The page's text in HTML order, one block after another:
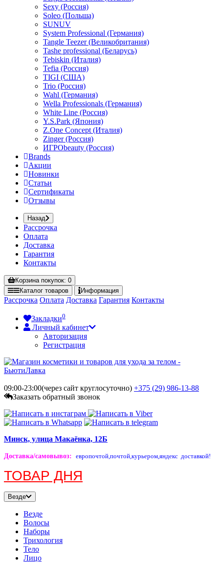
Sexy (Россия)
Soleo (Польша)
SUNUV
System Professional (Германия)
Tangle Teezer (Великобритания)
Tashe professional (Беларусь)
Tebiskin (Италия)
Tefia (Россия)
TIGI (США)
Trio (Россия)
Wahl (Германия)
Wella Professionals (Германия)
White Line (Россия)
Y.S.Park (Япония)
Z.One Concept (Италия)
Zinger (Россия)
ИГРОbeauty (Россия)
Brands
Акции
Новинки
Статьи
Сертификаты
Отзывы
Назад
Рассрочка
Оплата
Доставка
Гарантия
Контакты
Корзинапокупок: 0
Каталог товаров Информация
Рассрочка Оплата Доставка Гарантия Контакты
Закладки0
Личный кабинет
Авторизация
Регистрация
09:00-23:00(через сайт круглосуточно) +375 (29) 986-13-88
Заказать обратный звонок
Минск, улица Макаёнка, 12Б
Доставка/самовывоз: европочтой,почтой,курьером,яндекс доставкой!
ТОВАР ДНЯ
Везде
Везде
Волосы
Наборы
Трихология
Тело
Лицо